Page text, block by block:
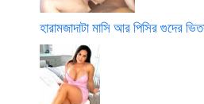
হারামজাদাটা মাসি আর পিসির গুদের